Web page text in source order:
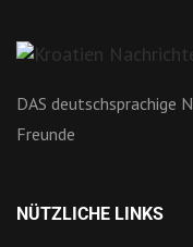
DAS
Freunde
NÜTZLICHE LINKS